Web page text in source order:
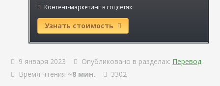
Контент-маркетинг в соцсетях
Узнать стоимость
9 января 2023 Опубликовано в разделах: Перевод.
Время чтения ~8 мин. 3302